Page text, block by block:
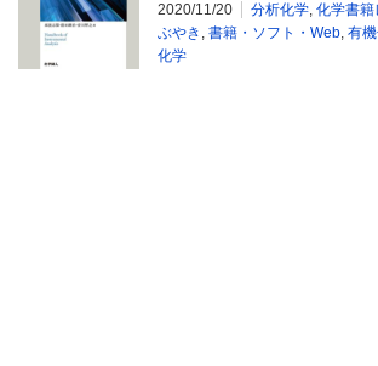
2020/11/20 分析化学, 化学書籍
ぶやき , 書籍・ソフト・Web, 有
化学